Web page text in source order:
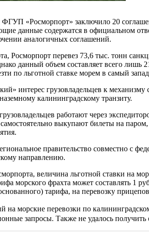
«Росморпорт» заключило 20
данные содержатся в официальном
аналогичных соглашений.
Росморпорт перевез 73,6 тыс. тонн
данный объем составляет всего лишь
по льготной ставке морем в самый
интерес грузовладельцев к
калининградскому транзиту.
работают через
выкупают билеты на
правительство совместно с
направлению.
величина льготной ставки на
морского фрахта может составлять
тарифа, на перевозку
на морские перевозки по
запросы. Также не удалось